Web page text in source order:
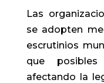
Las
se adopten
escrutinios
que posibles
afectando la